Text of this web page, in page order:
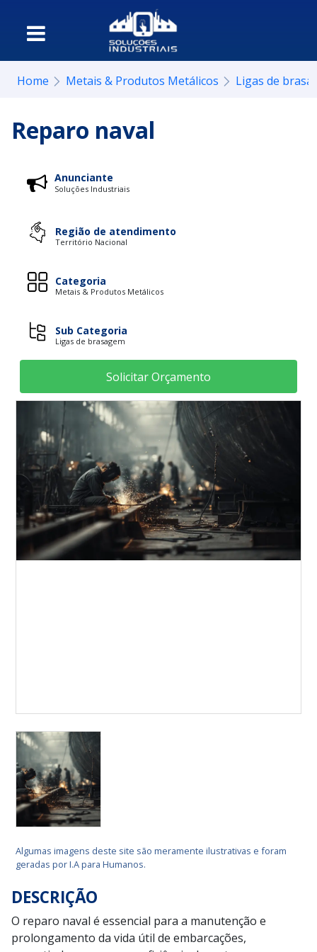
Home Metais & Produtos Metálicos Ligas de
Reparo naval
Anunciante
Soluções Industriais
Região de atendimento
Território Nacional
Categoria
Metais & Produtos Metálicos
Sub Categoria
Ligas de brasagem
Solicitar Orçamento
Algumas imagens deste site são meramente ilustrativas e foram
geradas por I.A para Humanos.
DESCRIÇÃO
O reparo naval é essencial para a manutenção e
prolongamento da vida útil de embarcações,